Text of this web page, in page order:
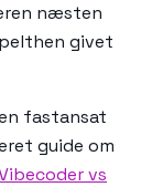
næsten
givet
fastansat
guide om
vs